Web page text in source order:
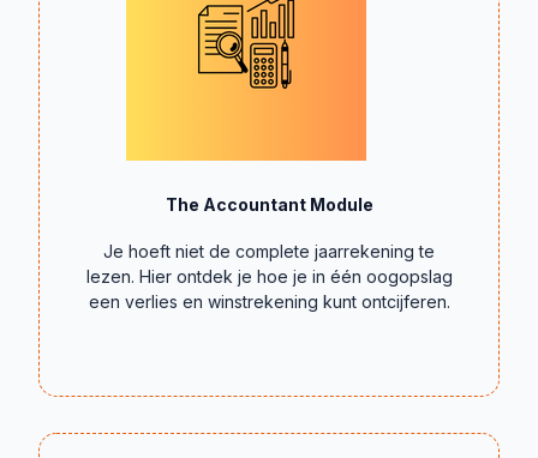
lezen. Hier ontdek je hoe je in één oogopslag
een verlies en winstrekening kunt ontcijferen.